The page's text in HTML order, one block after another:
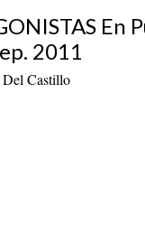
En
2011
Castillo